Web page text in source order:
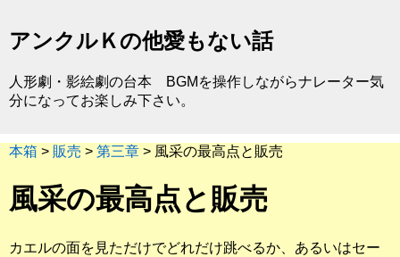
アンクルＫの他愛もない話
人形劇・影絵劇の台本 BGMを操作しながらナレーター気
分になってお楽しみ下さい。
本箱 > 販売 > 第三章 > 風采の最高点と販売
風采の最高点と販売
カエルの面を見ただけでどれだけ跳べるか、あるいはセー